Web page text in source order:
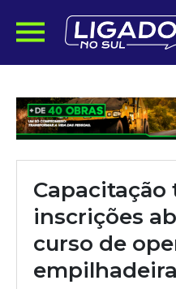
Capacitação
inscrições
curso de